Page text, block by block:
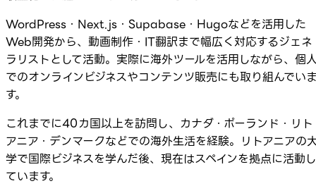
WordPress・Next.js・Supabase・Hugoなどを活用した
Web開発から、動画制作・IT翻訳まで幅広く対応するジェネ
ラリストとして活動。実際に海外ツールを活用しながら、個
でのオンラインビジネスやコンテンツ販売にも取り組んでい
す。
これまでに40カ国以上を訪問し、カナダ・ポーランド・リト
アニア・デンマークなどでの海外生活を経験。リトアニアの
学で国際ビジネスを学んだ後、現在はスペインを拠点に活動し
ています。